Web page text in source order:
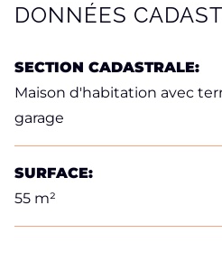
DONNÉES
SECTION CADASTRALE:
Maison d'habitation avec
garage
SURFACE:
55 m²